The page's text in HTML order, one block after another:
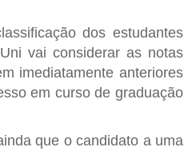
dos estudantes
vai considerar as notas
imediatamente anteriores
em curso de graduação
que o candidato a uma